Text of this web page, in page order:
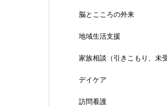
脳とこころの外来
地域生活支援
家族相談（引きこもり、未
デイケア
訪問看護